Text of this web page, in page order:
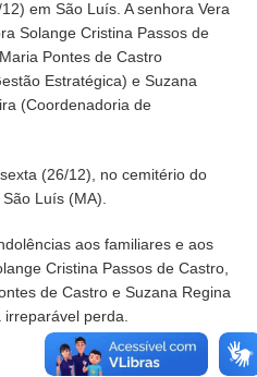
em São Luís. A senhora Vera
Solange Cristina Passos de
Pontes de Castro
Estratégica) e Suzana
(Coordenadoria de
(26/12), no cemitério do
Luís (MA).
aos familiares e aos
Cristina Passos de Castro,
de Castro e Suzana Regina
perda.